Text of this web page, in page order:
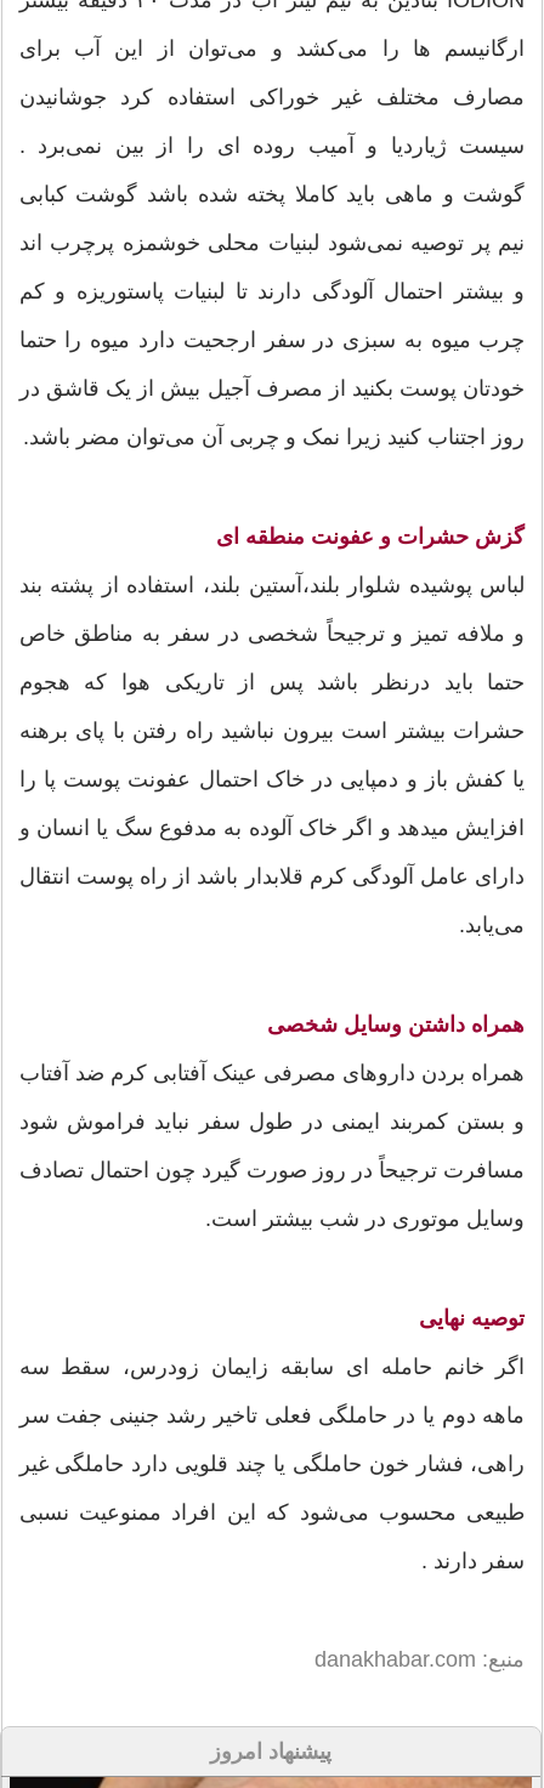
ارگانیسم ها را می‌کشد و می‌توان از این آ‌ب برای
مصارف مختلف غیر خوراکی استفاده کرد جوشانیدن
سیست ژیاردیا و آمیب روده ای را از بین نمی‌برد .
گوشت و ماهی باید کاملا پخته شده باشد گوشت کبابی
نیم پر توصیه نمی‌شود لبنیات محلی خوشمزه پرچرب اند
و بیشتر احتمال آلودگی دارند تا لبنیات پاستوریزه و کم
چرب میوه به سبزی در سفر ارجحیت دارد میوه را حتما
خودتان پوست بکنید از مصرف آجیل بیش از یک قاشق در
روز اجتناب کنید زیرا نمک و چربی آن می‌توان مضر باشد.
گزش حشرات و عفونت منطقه ای
لباس پوشیده شلوار بلند،‌آستین بلند، استفاده از پشته بند
و ملافه تمیز و ترجیحاً شخصی در سفر به مناطق خاص
حتما باید درنظر باشد پس از تاریکی هوا که هجوم
حشرات بیشتر است بیرون نباشید راه رفتن با پای برهنه
یا کفش باز و دمپایی در خاک احتمال عفونت پوست پا را
افزایش میدهد و اگر خاک آلوده به مدفوع سگ یا انسان و
دارای عامل آلودگی کرم قلابدار باشد از راه پوست انتقال
می‌یابد.
همراه داشتن وسایل شخصی
همراه بردن داروهای مصرفی عینک آفتابی کرم ضد آفتاب
و بستن کمربند ایمنی در طول سفر نباید فراموش شود
مسافرت ترجیحاً در روز صورت گیرد چون احتمال تصادف
وسایل موتوری در شب بیشتر است.
توصیه نهایی
اگر خانم حامله ای سابقه زایمان زودرس، سقط سه
ماهه دوم یا در حاملگی فعلی تاخیر رشد جنینی جفت سر
راهی، فشار خون حاملگی یا چند قلویی دارد حاملگی غیر
طبیعی محسوب می‌شود که این افراد ممنوعیت نسبی
سفر دارند .
منبع: danakhabar.com
پیشنهاد امروز